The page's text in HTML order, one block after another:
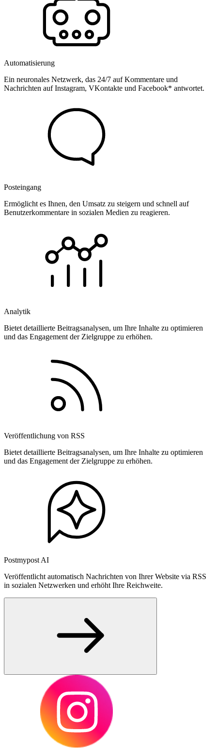
Automatisierung
Ein neuronales Netzwerk, das 24/7 auf Kommentare und
Nachrichten auf Instagram, VKontakte und Facebook* antwortet.
Posteingang
Ermöglicht es Ihnen, den Umsatz zu steigern und schnell auf
Benutzerkommentare in sozialen Medien zu reagieren.
Analytik
Bietet detaillierte Beitragsanalysen, um Ihre Inhalte zu optimieren
und das Engagement der Zielgruppe zu erhöhen.
Veröffentlichung von RSS
Bietet detaillierte Beitragsanalysen, um Ihre Inhalte zu optimieren
und das Engagement der Zielgruppe zu erhöhen.
Postmypost AI
Veröffentlicht automatisch Nachrichten von Ihrer Website via RSS
in sozialen Netzwerken und erhöht Ihre Reichweite.